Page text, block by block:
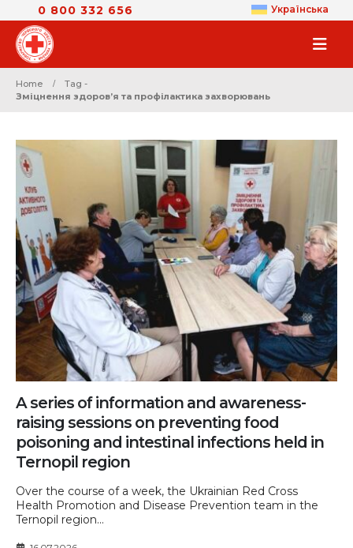
0 800 332 656 Українська
Home
Tag -
Зміцнення здоров’я та профілактика захворювань
A series of information and awareness-
raising sessions on preventing food
poisoning and intestinal infections held in
Ternopil region
Over the course of a week, the Ukrainian Red Cross
Health Promotion and Disease Prevention team in the
Ternopil region...